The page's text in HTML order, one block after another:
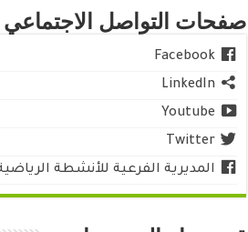
صفحات التواصل الاجتماعي
Facebook
LinkedIn
Youtube
Twitter
المديرية الفرعية للأنشطة